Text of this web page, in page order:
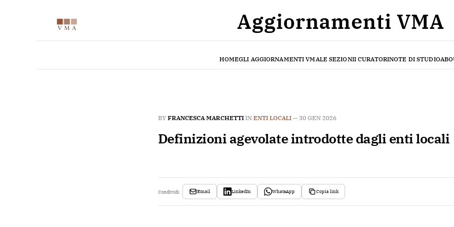
HOMEGLI AGGIORNAMENTI VMALE SEZIONII CURATORINOTE DI STUDIO
Aggiornamenti VMA
BY FRANCESCA MARCHETTI IN ENTI LOCALI — 30 GEN 2026
Definizioni agevolate introdotte dagli enti locali
Condividi: Email LinkedIn WhatsApp Copia link